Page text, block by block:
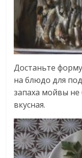
Достаньте
на блюдо для
запаха мойвы не
вкусная.